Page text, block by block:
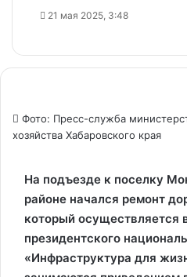
21 мая 2025, 3:48
Фото: Пресс-служба
хозяйства Хабаровского края
На подъезде к поселку
районе начался ремонт
который осуществляется
президентского
«Инфраструктура для